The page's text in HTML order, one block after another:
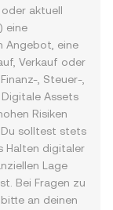
aktuell
eine
Angebot, eine
Verkauf oder
, Steuer-,
Assets
Risiken
Du solltest stets
Halten digitaler
Lage
Bei Fragen zu
an deinen